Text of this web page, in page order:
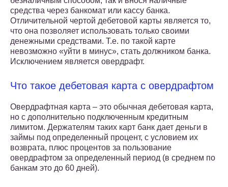
средства через банкомат или кассу банка.
Отличительной чертой дебетовой карты является то,
что она позволяет использовать только своими
денежными средствами. Т.е. по такой карте
невозможно «уйти в минус», стать должником банка.
Исключением является овердрафт.
Что такое дебетовая карта с овердрафтом
Овердрафтная карта – это обычная дебетовая карта,
но с дополнительно подключенным кредитным
лимитом. Держателям таких карт банк дает деньги в
займы под определенный процент, с условием их
возврата, плюс процентов за пользование
овердрафтом за определенный период (в среднем по
банкам это до 60 дней).